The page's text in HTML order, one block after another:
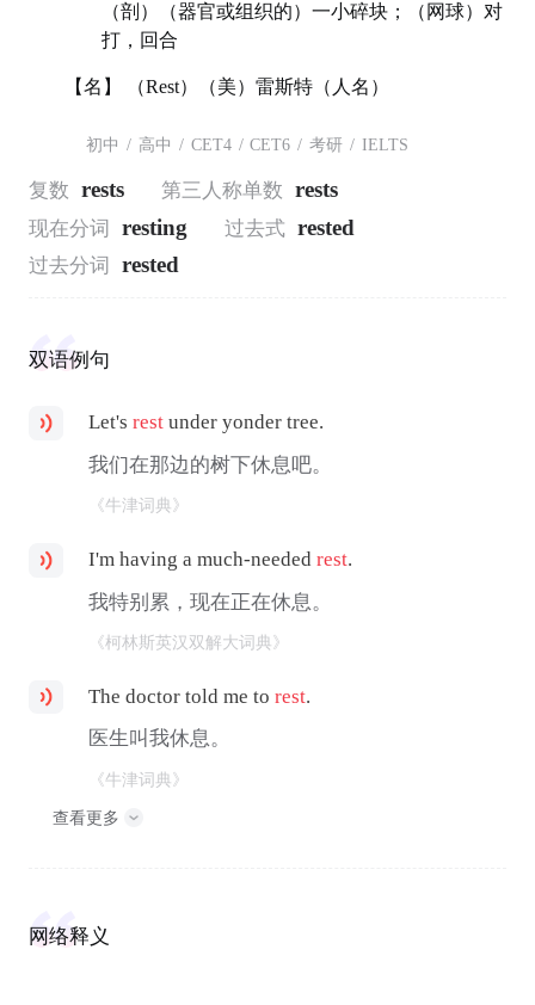
（剖）（器官或组织的）一小碎块；（网球）对
打，回合
【名】 （Rest）（美）雷斯特（人名）
初中 / 高中 / CET4 / CET6 / 考研 / IELTS
复数 rests 第三人称单数 rests
现在分词 resting 过去式 rested
过去分词 rested
双语例句
Let'srest under yonder tree.
我们在那边的树下休息吧。
《牛津词典》
I'm having a much-neededrest.
我特别累，现在正在休息。
《柯林斯英汉双解大词典》
The doctor told me torest.
医生叫我休息。
《牛津词典》
查看更多
网络释义